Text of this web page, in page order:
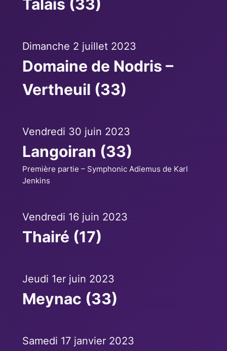
Talais (33)
Dimanche 2 juillet 2023
Domaine de Nodris –
Vertheuil (33)
Vendredi 30 juin 2023
Langoiran (33)
Première partie – Symphonic Adiemus de Karl
Jenkins
Vendredi 16 juin 2023
Thairé (17)
Jeudi 1er juin 2023
Meynac (33)
Samedi 17 janvier 2023